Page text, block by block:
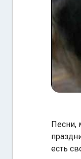
Песни,
есть